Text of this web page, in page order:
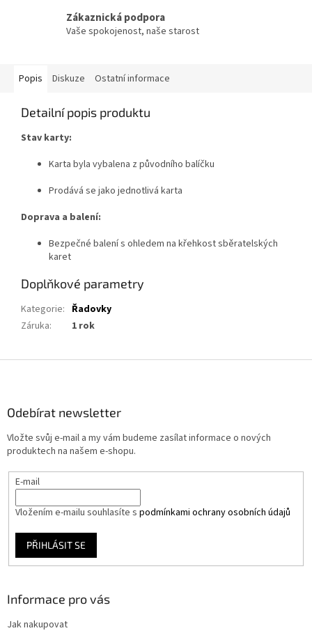
Zákaznická podpora
Vaše spokojenost, naše starost
Popis Diskuze Ostatní informace
Detailní popis produktu
Stav karty:
Karta byla vybalena z původního balíčku
Prodává se jako jednotlivá karta
Doprava a balení:
Bezpečné balení s ohledem na křehkost sběratelských
karet
Doplňkové parametry
Kategorie: Řadovky
Záruka: 1 rok
Odebírat newsletter
Vložte svůj e-mail a my vám budeme zasílat informace o nových
produktech na našem e-shopu.
E-mail
Vložením e-mailu souhlasíte s podmínkami ochrany osobních údajů
PŘIHLÁSIT SE
Informace pro vás
Jak nakupovat